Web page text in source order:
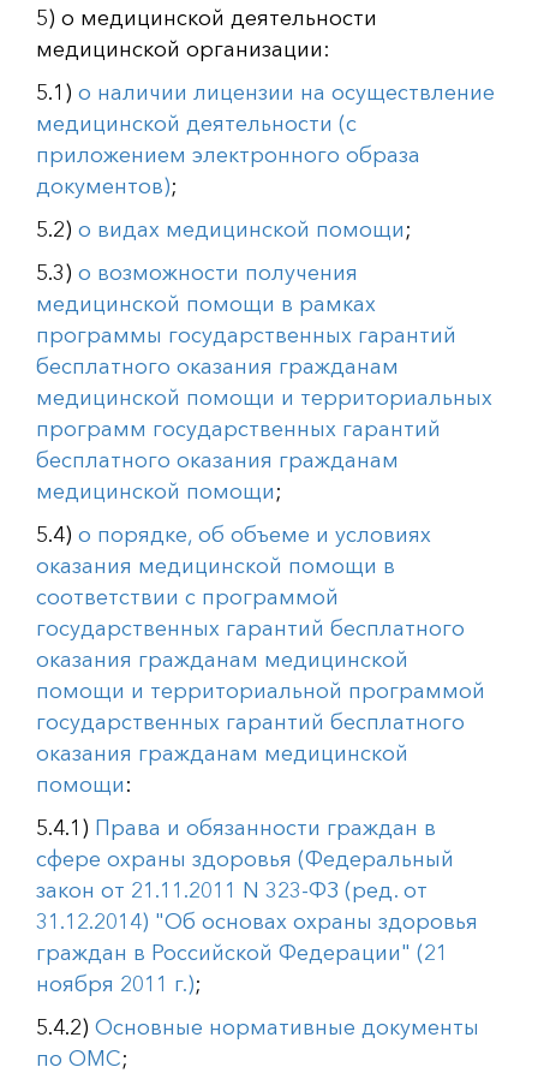
5) о медицинской деятельности
медицинской организации:
5.1) о наличии лицензии на осуществление
медицинской деятельности (с
приложением электронного образа
документов);
5.2) о видах медицинской помощи;
5.3) о возможности получения
медицинской помощи в рамках
программы государственных гарантий
бесплатного оказания гражданам
медицинской помощи и территориальных
программ государственных гарантий
бесплатного оказания гражданам
медицинской помощи;
5.4) о порядке, об объеме и условиях
оказания медицинской помощи в
соответствии с программой
государственных гарантий бесплатного
оказания гражданам медицинской
помощи и территориальной программой
государственных гарантий бесплатного
оказания гражданам медицинской
помощи:
5.4.1) Права и обязанности граждан в
сфере охраны здоровья (Федеральный
закон от 21.11.2011 N 323-ФЗ (ред. от
31.12.2014) "Об основах охраны здоровья
граждан в Российской Федерации" (21
ноября 2011 г.);
5.4.2) Основные нормативные документы
по ОМС;